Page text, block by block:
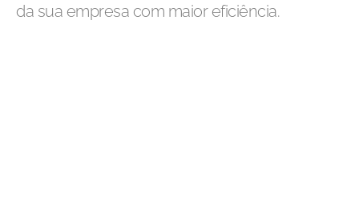
da sua empresa com maior eficiência.